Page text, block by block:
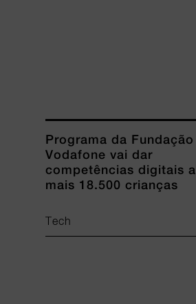
Programa da Fundação
Vodafone vai dar
competências digitais a
mais 18.500 crianças
Tech